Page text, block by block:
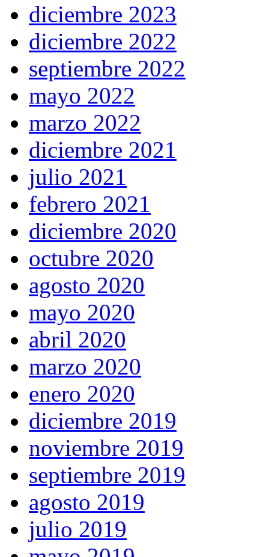
diciembre 2023
diciembre 2022
septiembre 2022
mayo 2022
marzo 2022
diciembre 2021
julio 2021
febrero 2021
diciembre 2020
octubre 2020
agosto 2020
mayo 2020
abril 2020
marzo 2020
enero 2020
diciembre 2019
noviembre 2019
septiembre 2019
agosto 2019
julio 2019